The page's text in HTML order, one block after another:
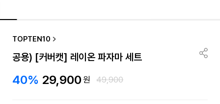
TOPTEN10
공용) [커버캣] 레이온 파자마 세트
40% 29,900원 49,900